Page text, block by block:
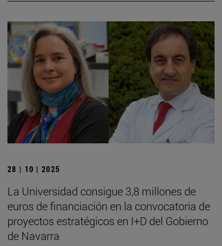
28 | 10 | 2025
La Universidad consigue 3,8 millones de
euros de financiación en la convocatoria de
proyectos estratégicos en I+D del Gobierno
de Navarra